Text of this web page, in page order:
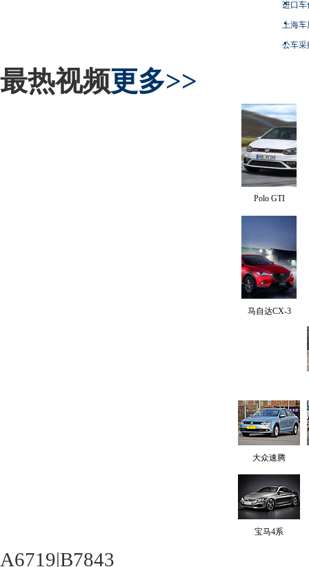
进口车
上海
公车采
最热视频更多>>
Polo GTI
马自达CX-3
大众速腾
宝马4系
A6719|B7843